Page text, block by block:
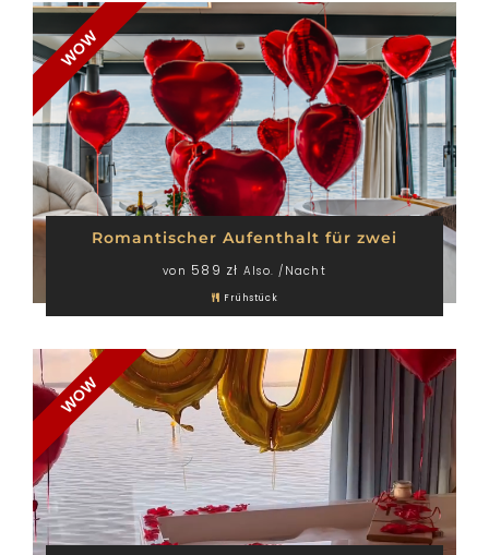
WOW
Romantischer Aufenthalt für zwei
von 589 zł Also. /Nacht
Frühstück
WOW